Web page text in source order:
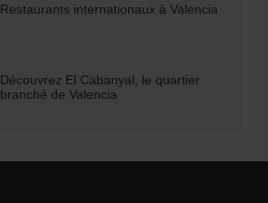
Restaurants internationaux à Valencia
Découvrez El Cabanyal, le quartier
branché de Valencia